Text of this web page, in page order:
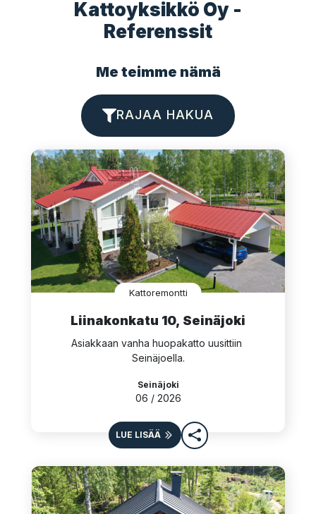
Kattoyksikkö Oy -
Referenssit
Me teimme nämä
Kattoremontti
Liinakonkatu 10, Seinäjoki
Asiakkaan vanha huopakatto uusittiin
Seinäjoella.
Seinäjoki
06 / 2026
LUE LISÄÄ
RAJAA HAKUA